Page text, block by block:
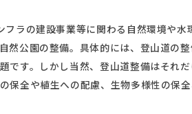
ラの建設事業等に関わる自然環境や
然公園の整備。具体的には、登山道の
です。しかし当然、登山道整備はそれ
保全や植生への配慮、生物多様性の保